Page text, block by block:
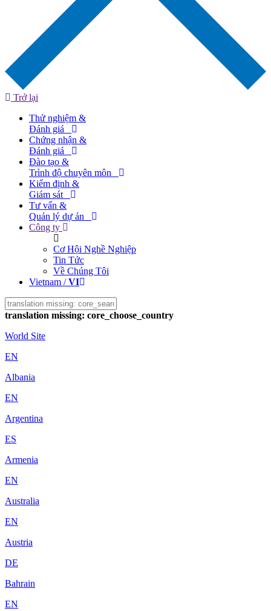
Trở lại
Thử nghiệm &
Đánh giá
Chứng nhận &
Đánh giá
Đào tạo &
Trình độ chuyên môn
Kiểm định &
Giám sát
Tư vấn &
Quản lý dự án
Công ty
Cơ Hội Nghề Nghiệp
Tin Tức
Về Chúng Tôi
Vietnam /VI
translation missing: core_choose_country
World Site
EN
Albania
EN
Argentina
ES
Armenia
EN
Australia
EN
Austria
DE
Bahrain
EN